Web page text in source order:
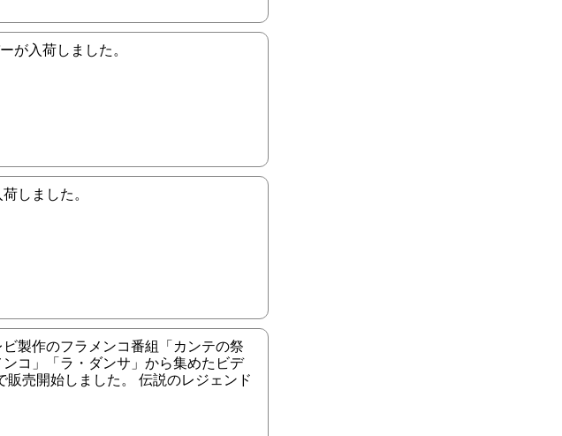
が入荷しました。
しました。
製作のフラメンコ番組「カンテの祭
コ」「ラ・ダンサ」から集めたビデ
売開始しました。 伝説のレジェンド